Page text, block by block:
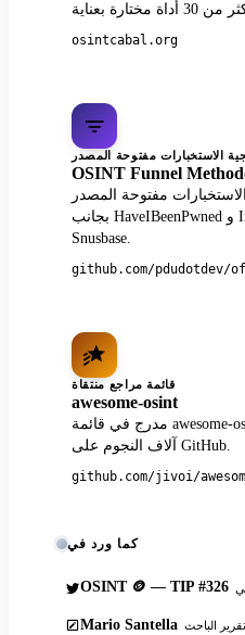
osintcabal.org
الاستخبارات مفتوحة المصدر
OSINT Funnel
مفتوحة المصدر
بجانب HaveIBeenPwned و IntelligenceX و Dehashed و
Snusbase.
github.com/pdudotdev/
قائمة مراجع منتقاة
awesome-osint
مدرج في قائمة awesome-osint الرسمية الحائزة على
آلاف النجوم على GitHub.
github.com/jivoi/
كما ورد في
OSINT 🪙 — TIP #326
Mario Santella تقرير الباحث